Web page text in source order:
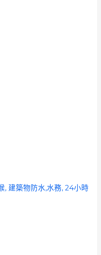
, 建築物防水,水務, 24小時